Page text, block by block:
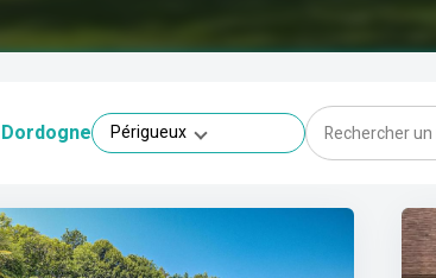
Dordogne Périgueux